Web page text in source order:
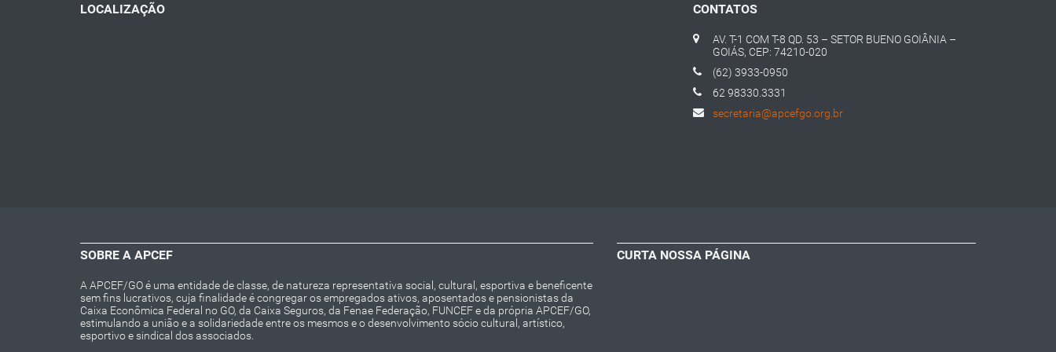
LOCALIZAÇÃO CONTATOS
AV. T-1 COM T-8 QD. 53 – SETOR BUENO GOIÂNIA –
GOIÁS, CEP: 74210-020
(62) 3933-0950
62 98330.3331
secretaria@apcefgo.org.br
SOBRE A APCEF
A APCEF/GO é uma entidade de classe, de natureza representativa social, cultural, esportiva e beneficente
sem fins lucrativos, cuja finalidade é congregar os empregados ativos, aposentados e pensionistas da
Caixa Econômica Federal no GO, da Caixa Seguros, da Fenae Federação, FUNCEF e da própria APCEF/GO,
estimulando a união e a solidariedade entre os mesmos e o desenvolvimento sócio cultural, artístico,
esportivo e sindical dos associados.
CURTA NOSSA PÁGINA